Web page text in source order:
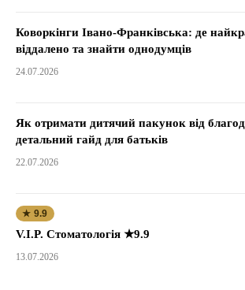
Коворкінги Івано-Франківська: де
віддалено та знайти однодумців
24.07.2026
Як отримати дитячий пакунок від
детальний гайд для батьків
22.07.2026
★ 9.9
V.I.P. Стоматологія ★9.9
13.07.2026